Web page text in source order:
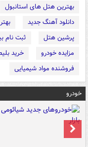
بهترین هتل های استانبول
دانلود آهنگ جدید
پرشین هتل
ثبت نام
مزایده خودرو
خرید
فروشنده مواد شیمیایی
خودرو